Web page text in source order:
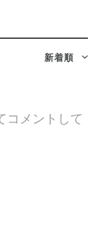
新着順
コメントして